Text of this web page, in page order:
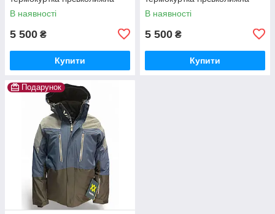
тепла на зиму чорна
В наявності
5 500 ₴
Купити
тепла на зиму синя
В наявності
5 500 ₴
Купити
Подарунок